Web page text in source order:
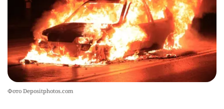
Фото Depositphotos.com